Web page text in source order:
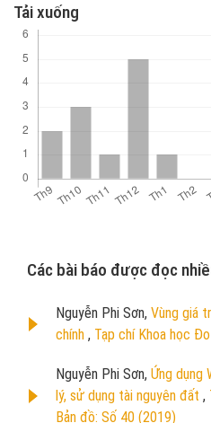
Tải xuống
Các bài báo được đọc
Nguyễn Phi Sơn, Vùng giá
chính , Tạp chí Khoa học
Nguyễn Phi Sơn, Ứng dụng
lý, sử dụng tài nguyên đất ,
Bản đồ: Số 40 (2019)